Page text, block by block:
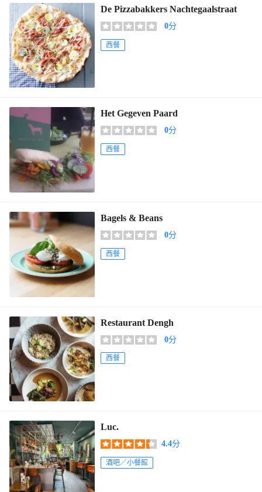
De Pizzabakkers Nachtegaalstraat
0分
西餐
Het Gegeven Paard
0分
西餐
Bagels & Beans
0分
西餐
Restaurant Dengh
0分
西餐
Luc.
4.4分
酒吧／小餐館